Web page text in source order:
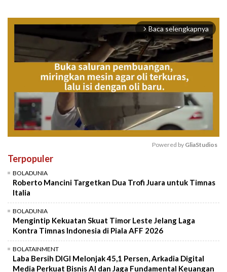
arrow_forward_ios Baca selengkapnya
Powered by GliaStudios
Terpopuler
BOLADUNIA
Roberto Mancini Targetkan Dua Trofi Juara untuk Timnas
Italia
BOLADUNIA
Mengintip Kekuatan Skuat Timor Leste Jelang Laga
Kontra Timnas Indonesia di Piala AFF 2026
BOLATAINMENT
Laba Bersih DIGI Melonjak 45,1 Persen, Arkadia Digital
Media Perkuat Bisnis AI dan Jaga Fundamental Keuangan